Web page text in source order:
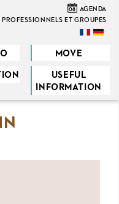
08 AGENDA
PROFESSIONNELS ET GROUPES
MOVE
USEFUL
INFORMATION